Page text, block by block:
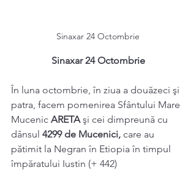
Sinaxar 24 Octombrie
Sinaxar 24 Octombrie
În luna octombrie, în ziua a douăzeci şi
patra, facem pomenirea Sfântului Mare
Mucenic ARETA şi cei dimpreună cu
dânsul 4299 de Mucenici, care au
pătimit la Negran în Etiopia în timpul
împăratului Iustin (+ 442)